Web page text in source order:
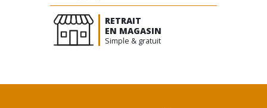
RETRAIT
EN MAGASIN
Simple & gratuit